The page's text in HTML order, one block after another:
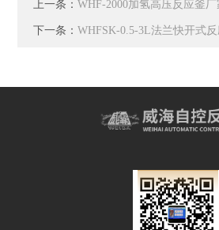
上一条：WHF-2000加氢高压反应釜厂
下一条：WHFSK-0.5-3L法兰快开式